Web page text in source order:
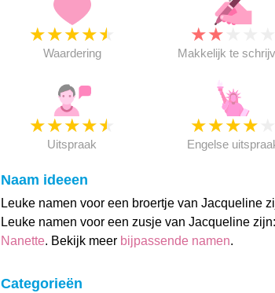
★★★★★
Waardering
★★
Makkelijk te
★★★★★
Uitspraak
★★★★
Engelse
Naam ideeen
Leuke namen voor een broertje van Jacqueline
Leuke namen voor een zusje van Jacqueline zijn:
Nanette. Bekijk meer bijpassende namen.
Categorieën